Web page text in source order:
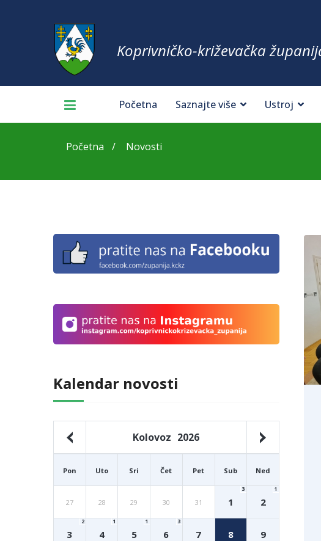
Koprivničko-križevačka
Početna Saznajte više Ustroj
Početna Novosti
Kalendar novosti
Kolovoz 2026
Pon Uto Sri Čet Pet Sub Ned
27 28 29 30 31 1
3
2
1
3
2
4
1
5
1
6
3
7 8 9